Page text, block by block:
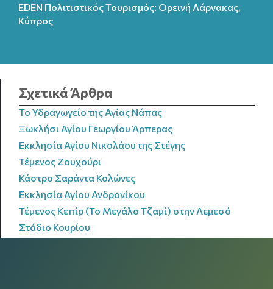
EDEN Πολιτιστικός Τουρισμός: Ορεινή Λάρνακας,
Κύπρος
Σχετικά Άρθρα
Το Υδραγωγείο της Αγίας Νάπας
Ξωκλήσι Αγίου Γεωργίου Άρπερας
Εκκλησία Αγίου Νικολάου της Στέγης
Τέμενος Ζουχούρι
Κάστρο Σαράντα Κολώνες
Εκκλησία Αγίου Ανδρονίκου
Τέμενος Κεπίρ (Το Μεγάλο Τζαμί) στην Λεμεσό
Στάδιο Κουρίου